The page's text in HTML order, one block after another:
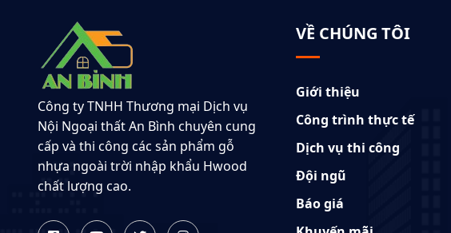
Công ty TNHH Thương mại Dịch vụ
Nội Ngoại thất An Bình chuyên cung
cấp và thi công các sản phẩm gỗ
nhựa ngoài trời nhập khẩu Hwood
chất lượng cao.
VỀ CHÚNG TÔI
Giới thiệu
Công trình thực tế
Dịch vụ thi công
Đội ngũ
Báo giá